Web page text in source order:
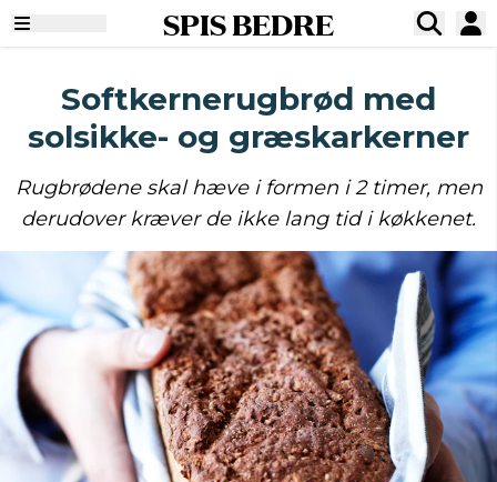
SPIS BEDRE
Softkernerugbrød med
solsikke- og græskarkerner
Rugbrødene skal hæve i formen i 2 timer, men
derudover kræver de ikke lang tid i køkkenet.